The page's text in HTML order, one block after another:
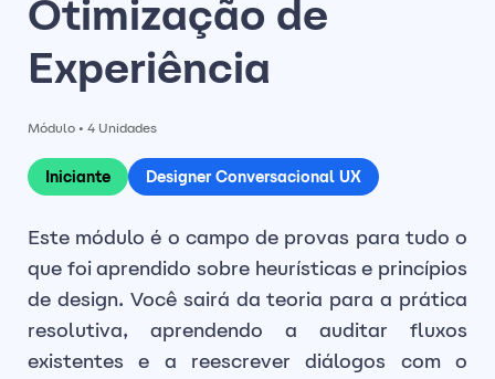
Otimização de
Experiência
Módulo • 4 Unidades
Iniciante Designer Conversacional UX
Este módulo é o campo de provas para tudo o
que foi aprendido sobre heurísticas e princípios
de design. Você sairá da teoria para a prática
resolutiva, aprendendo a auditar fluxos
existentes e a reescrever diálogos com o